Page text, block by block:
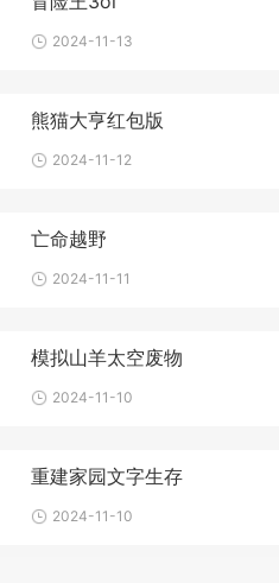
2024-11-13
熊猫大亨红包版
2024-11-12
亡命越野
2024-11-11
模拟山羊太空废物
2024-11-10
重建家园文字生存
2024-11-10